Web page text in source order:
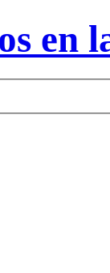
en